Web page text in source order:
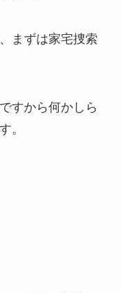
まずは家宅捜索
すから何かしら
。